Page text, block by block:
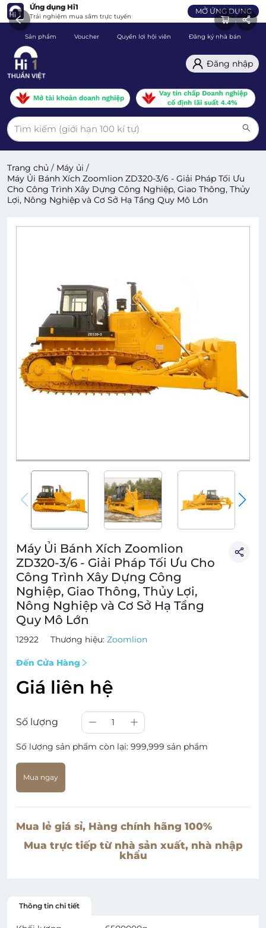
Ứng dụng Hi1
Trải nghiệm mua sắm trực tuyến
MỞ ỨNG DỤNG
Sản phẩm Voucher Quyền lợi hội viên Đăng ký nhà bán
Đăng nhập
Trang chủ / Máy ủi /
Máy Ủi Bánh Xích Zoomlion ZD320-3/6 - Giải Pháp Tối Ưu
Cho Công Trình Xây Dựng Công Nghiệp, Giao Thông, Thủy
Lợi, Nông Nghiệp và Cơ Sở Hạ Tầng Quy Mô Lớn
Máy Ủi Bánh Xích Zoomlion
ZD320-3/6 - Giải Pháp Tối Ưu Cho
Công Trình Xây Dựng Công
Nghiệp, Giao Thông, Thủy Lợi,
Nông Nghiệp và Cơ Sở Hạ Tầng
Quy Mô Lớn
12922 Thương hiệu: Zoomlion
Đến Cửa Hàng
Giá liên hệ
Số lượng 1
Số lượng sản phẩm còn lại: 999,999 sản phẩm
Mua ngay
Mua lẻ giá sỉ, Hàng chính hãng 100%
Mua trực tiếp từ nhà sản xuất, nhà nhập
khẩu
Thông tin chi tiết